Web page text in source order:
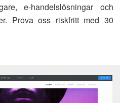
e-handelslösningar och
Prova oss riskfritt med 30